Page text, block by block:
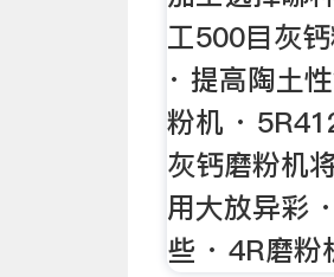
工500目灰
· 提高陶土
粉机 ·
灰钙磨粉机
用大放异彩
些 · 4R磨粉